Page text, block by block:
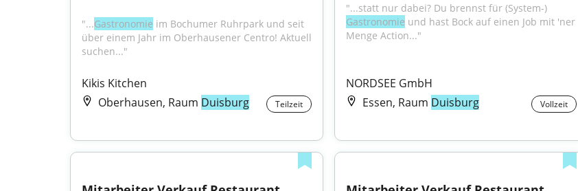
"...Gastronomie im Bochumer Ruhrpark und seit
über einem Jahr im Oberhausener Centro! Aktuell
suchen..."
Kikis Kitchen
Oberhausen, Raum Duisburg Teilzeit
Gastronomie und hast Bock auf einen Job mit 'ner
Menge Action..."
NORDSEE GmbH
Essen, Raum Duisburg Vollzeit